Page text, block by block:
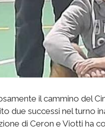
il cammino del
due successi nel turno
di Ceron e Viotti ha